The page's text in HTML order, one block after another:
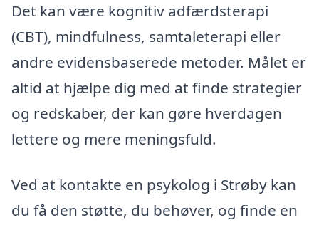
Det kan være kognitiv adfærdsterapi
(CBT), mindfulness, samtaleterapi eller
andre evidensbaserede metoder. Målet er
altid at hjælpe dig med at finde strategier
og redskaber, der kan gøre hverdagen
lettere og mere meningsfuld.
Ved at kontakte en psykolog i Strøby kan
du få den støtte, du behøver, og finde en